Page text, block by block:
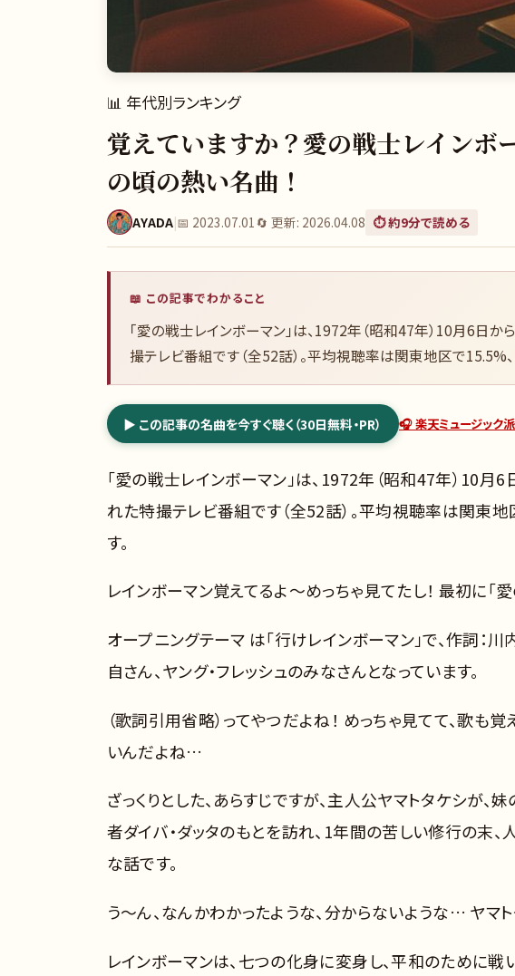
📊 年代別ランキング
覚えていますか？愛の戦士レインボ
の頃の熱い名曲！
AYADA|📅 2023.07.01 🔄 更新: 2026.04.08 ⏱️ 約9分で読める
📖 この記事でわかること
「愛の戦士レインボーマン」は、1972年（昭和47年）10月6日
撮テレビ番組です（全52話）。平均視聴率は関東地区で15.5%
▶ この記事の名曲を今すぐ聴く（30日無料・PR） 🎧 楽天ミュージック派
「愛の戦士レインボーマン」は、1972年（昭和47年）10
れた特撮テレビ番組です（全52話）。平均視聴率は関東
す。
レインボーマン覚えてるよ～めっちゃ見てたし！ 最初に「
オープニングテーマ は「行けレインボーマン」で、作詞：
自さん、ヤング・フレッシュのみなさんとなっています。
（歌詞引用省略）ってやつだよね！ めっちゃ見てて、歌も
いんだよね…
ざっくりとした、あらすじですが、主人公ヤマトタケシが
者ダイバ・ダッタのもとを訪れ、1年間の苦しい修行の末
な話です。
う～ん、なんかわかったような、分からないような… ヤマ
レインボーマンは、七つの化身に変身し、平和のために戦